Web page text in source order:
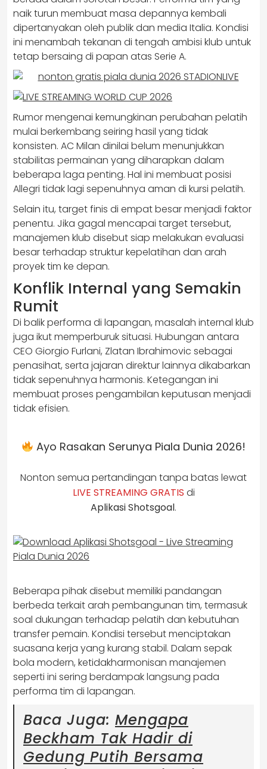
naik turun membuat masa depannya kembali
dipertanyakan oleh publik dan media Italia. Kondisi
ini menambah tekanan di tengah ambisi klub untuk
tetap bersaing di papan atas Serie A.
Rumor mengenai kemungkinan perubahan pelatih
mulai berkembang seiring hasil yang tidak
konsisten. AC Milan dinilai belum menunjukkan
stabilitas permainan yang diharapkan dalam
beberapa laga penting. Hal ini membuat posisi
Allegri tidak lagi sepenuhnya aman di kursi pelatih.
Selain itu, target finis di empat besar menjadi faktor
penentu. Jika gagal mencapai target tersebut,
manajemen klub disebut siap melakukan evaluasi
besar terhadap struktur kepelatihan dan arah
proyek tim ke depan.
Konflik Internal yang Semakin
Rumit
Di balik performa di lapangan, masalah internal klub
juga ikut memperburuk situasi. Hubungan antara
CEO Giorgio Furlani, Zlatan Ibrahimovic sebagai
penasihat, serta jajaran direktur lainnya dikabarkan
tidak sepenuhnya harmonis. Ketegangan ini
membuat proses pengambilan keputusan menjadi
tidak efisien.
Ayo Rasakan Serunya Piala Dunia 2026!
Nonton semua pertandingan tanpa batas lewat
LIVE STREAMING GRATIS di
Aplikasi Shotsgoal.
Beberapa pihak disebut memiliki pandangan
berbeda terkait arah pembangunan tim, termasuk
soal dukungan terhadap pelatih dan kebutuhan
transfer pemain. Kondisi tersebut menciptakan
suasana kerja yang kurang stabil. Dalam sepak
bola modern, ketidakharmonisan manajemen
seperti ini sering berdampak langsung pada
performa tim di lapangan.
Baca Juga: Mengapa
Beckham Tak Hadir di
Gedung Putih Bersama